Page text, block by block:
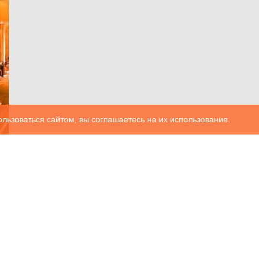
сайтом, вы соглашаетесь на их использование.